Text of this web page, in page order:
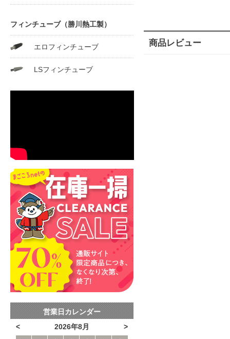
商品レビュー
フィンチューブ（勝川熱工製）
エロフィンチューブ
LSフィンチューブ
営業日カレンダー
2026年8月
<
>